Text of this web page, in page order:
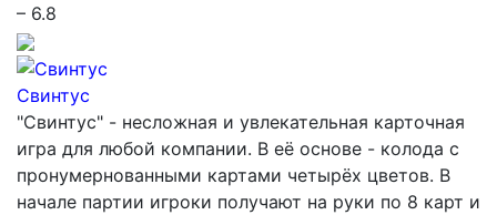
– 6.8
Свинтус
"Свинтус" - несложная и увлекательная карточная
игра для любой компании. В её основе - колода с
пронумернованными картами четырёх цветов. В
начале партии игроки получают на руки по 8 карт и